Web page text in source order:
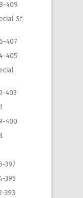
409
Sf
407
405
403
400
397
395
393